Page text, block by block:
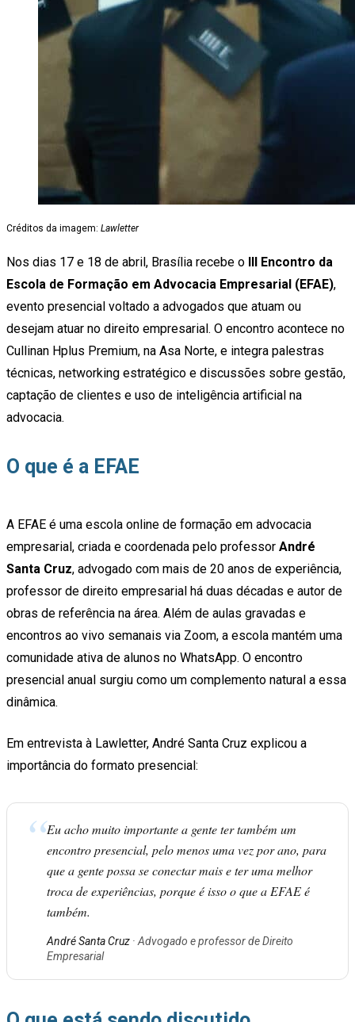
Créditos da imagem: Lawletter
Nos dias 17 e 18 de abril, Brasília recebe o III Encontro da
Escola de Formação em Advocacia Empresarial (EFAE),
evento presencial voltado a advogados que atuam ou
desejam atuar no direito empresarial. O encontro acontece no
Cullinan Hplus Premium, na Asa Norte, e integra palestras
técnicas, networking estratégico e discussões sobre gestão,
captação de clientes e uso de inteligência artificial na
advocacia.
O que é a EFAE
A EFAE é uma escola online de formação em advocacia
empresarial, criada e coordenada pelo professor André
Santa Cruz, advogado com mais de 20 anos de experiência,
professor de direito empresarial há duas décadas e autor de
obras de referência na área. Além de aulas gravadas e
encontros ao vivo semanais via Zoom, a escola mantém uma
comunidade ativa de alunos no WhatsApp. O encontro
presencial anual surgiu como um complemento natural a essa
dinâmica.
Em entrevista à Lawletter, André Santa Cruz explicou a
importância do formato presencial:
“Eu acho muito importante a gente ter também um
encontro presencial, pelo menos uma vez por ano, para
que a gente possa se conectar mais e ter uma melhor
troca de experiências, porque é isso o que a EFAE é
também.
André Santa Cruz · Advogado e professor de Direito
Empresarial